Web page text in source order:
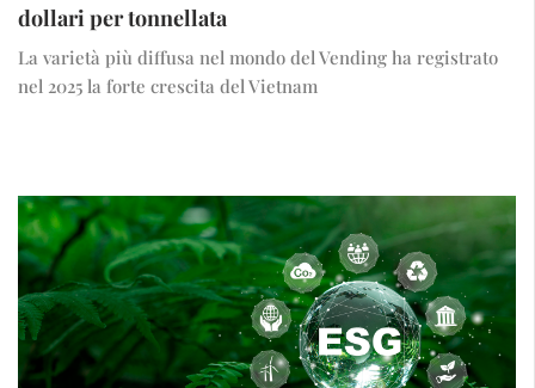
dollari per tonnellata
La varietà più diffusa nel mondo del Vending ha registrato
nel 2025 la forte crescita del Vietnam